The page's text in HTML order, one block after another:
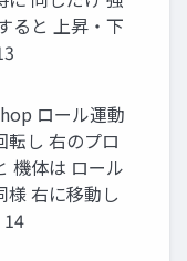
ると 上昇・下
ロール運動
転し 右のプロ
機体は ロール
様 右に移動し
14